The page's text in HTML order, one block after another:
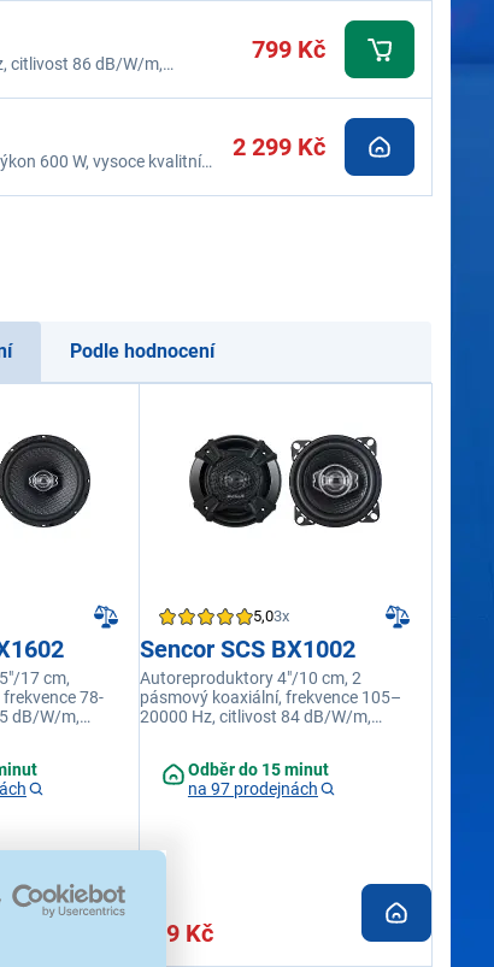
citlivost 86 dB/W/m,
799 Kč
600 W, vysoce kvalitní
2 299 Kč
Podle hodnocení
17 cm,
78-
dB/W/m,
5,03x
Sencor SCS BX1002
Autoreproduktory 4"/10 cm, 2
pásmový koaxiální, frekvence 105–
20000 Hz, citlivost 84 dB/W/m,
Odběr do 15 minut
na 97 prodejnách
499 Kč